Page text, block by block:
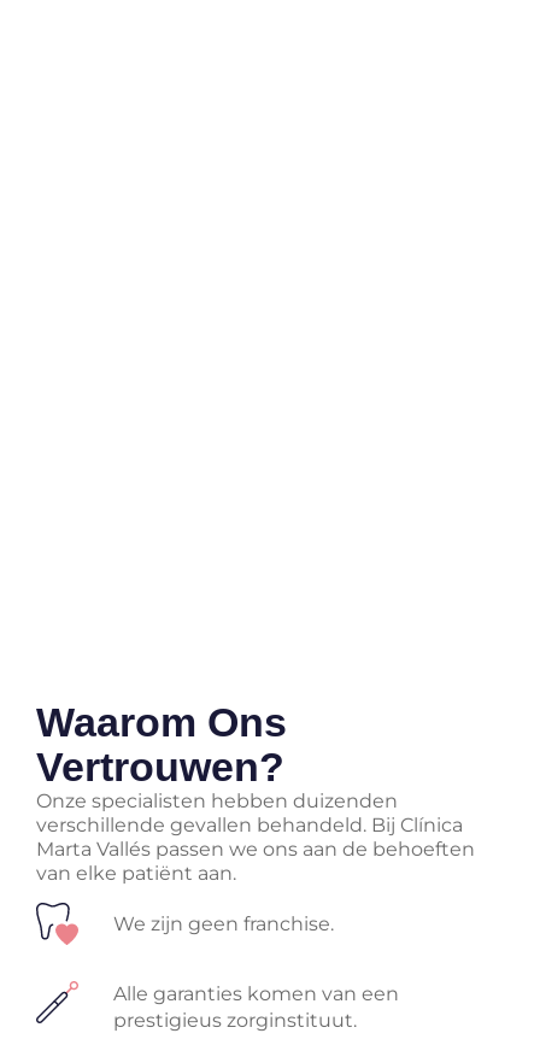
Waarom Ons
Vertrouwen?
Onze specialisten hebben duizenden
verschillende gevallen behandeld. Bij Clínica
Marta Vallés passen we ons aan de behoeften
van elke patiënt aan.
We zijn geen franchise.
Alle garanties komen van een
prestigieus zorginstituut.